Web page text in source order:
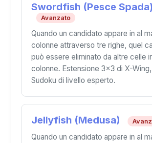
Swordfish (Pesce Spada)
Avanzato
Quando un candidato appare in al
colonne attraverso tre righe, quel
può essere eliminato da altre celle
colonne. Estensione 3×3 di X-
Sudoku di livello esperto.
Jellyfish (Medusa)
Quando un candidato appare in al